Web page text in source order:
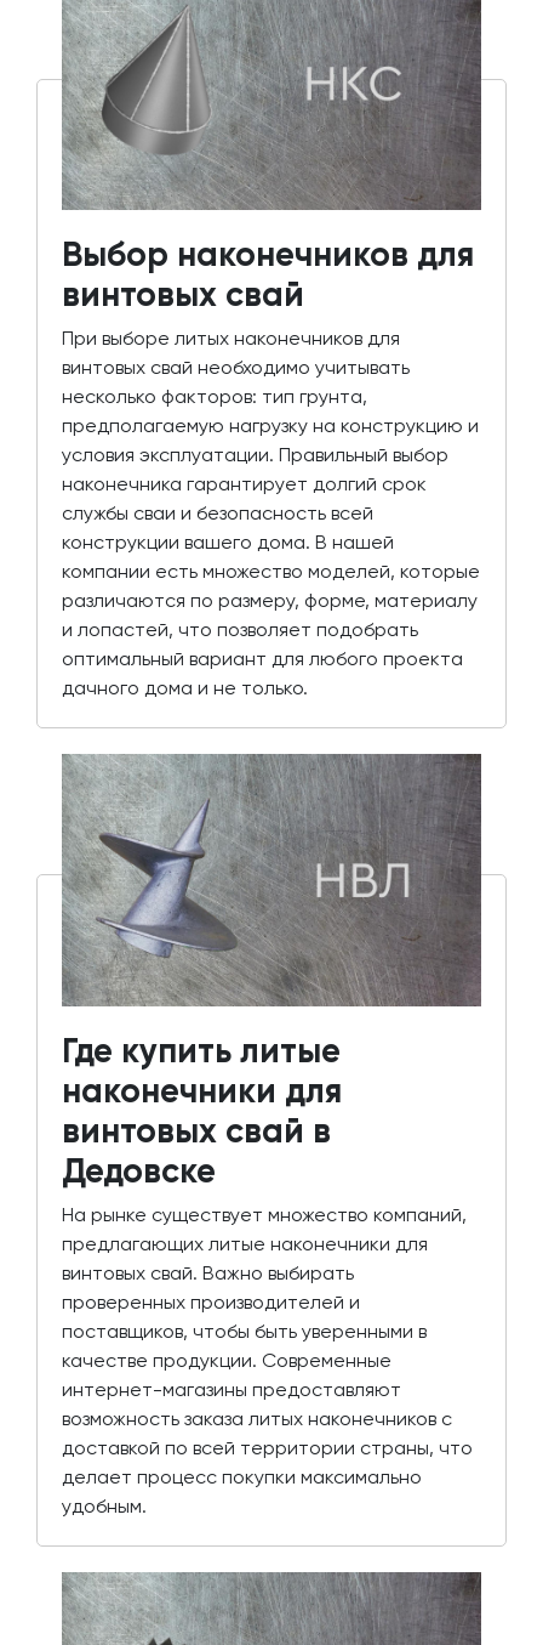
Выбор наконечников для
винтовых свай
При выборе литых наконечников для
винтовых свай необходимо учитывать
несколько факторов: тип грунта,
предполагаемую нагрузку на конструкцию и
условия эксплуатации. Правильный выбор
наконечника гарантирует долгий срок
службы сваи и безопасность всей
конструкции вашего дома. В нашей
компании есть множество моделей, которые
различаются по размеру, форме, материалу
и лопастей, что позволяет подобрать
оптимальный вариант для любого проекта
дачного дома и не только.
Где купить литые
наконечники для
винтовых свай в
Дедовске
На рынке существует множество компаний,
предлагающих литые наконечники для
винтовых свай. Важно выбирать
проверенных производителей и
поставщиков, чтобы быть уверенными в
качестве продукции. Современные
интернет-магазины предоставляют
возможность заказа литых наконечников с
доставкой по всей территории страны, что
делает процесс покупки максимально
удобным.